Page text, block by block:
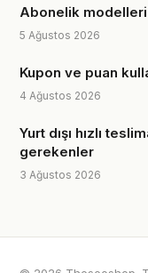
Abonelik modelleri
5 Ağustos 2026
Kupon ve puan
4 Ağustos 2026
Yurt dışı hızlı
gerekenler
3 Ağustos 2026